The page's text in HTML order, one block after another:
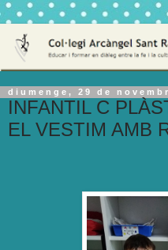
diumenge, 29 de
INFANTIL C
EL VESTIM AMB